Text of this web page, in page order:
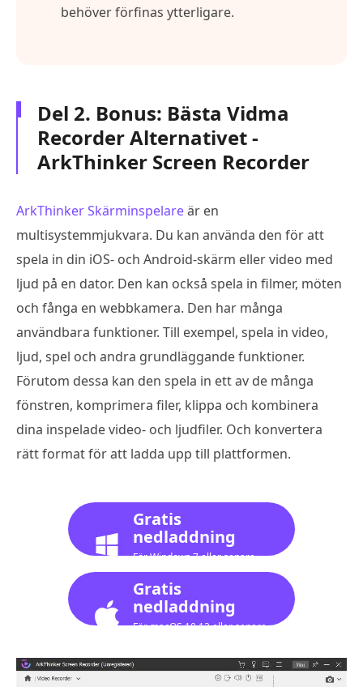
behöver förfinas ytterligare.
Del 2. Bonus: Bästa Vidma
Recorder Alternativet -
ArkThinker Screen Recorder
ArkThinker Skärminspelareär en
multisystemmjukvara. Du kan använda den för att
spela in din iOS- och Android-skärm eller video med
ljud på en dator. Den kan också spela in filmer, möten
och fånga en webbkamera. Den har många
användbara funktioner. Till exempel, spela in video,
ljud, spel och andra grundläggande funktioner.
Förutom dessa kan den spela in ett av de många
fönstren, komprimera filer, klippa och kombinera
dina inspelade video- och ljudfiler. Och konvertera
rätt format för att ladda upp till plattformen.
Gratis
nedladdning
För Windows 7 eller senare
Gratis
nedladdning
För macOS 10.12 eller senare